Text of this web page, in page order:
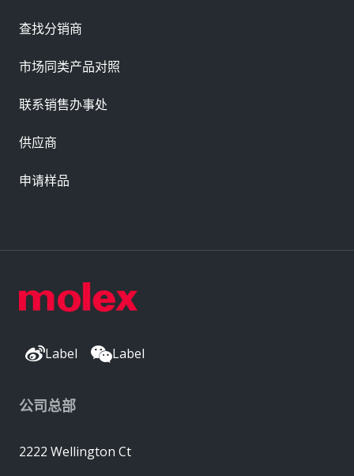
Label Label
公司总部
2222 Wellington Ct
查找分销商
市场同类产品对照
联系销售办事处
供应商
申请样品